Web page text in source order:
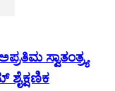
ಸ್ವಾತಂತ್ರ್ಯ
ಶೈಕ್ಷಣಿಕ